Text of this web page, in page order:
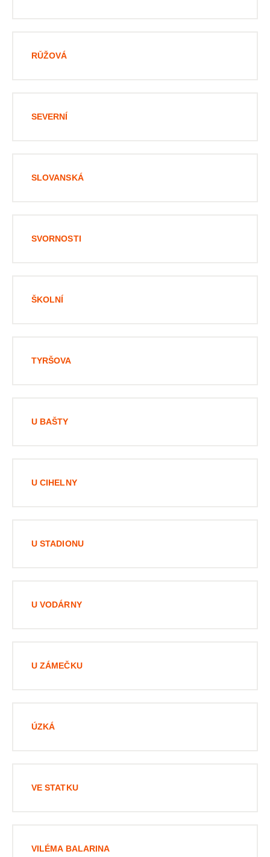
RŮŽOVÁ
SEVERNÍ
SLOVANSKÁ
SVORNOSTI
ŠKOLNÍ
TYRŠOVA
U BAŠTY
U CIHELNY
U STADIONU
U VODÁRNY
U ZÁMEČKU
ÚZKÁ
VE STATKU
VILÉMA BALARINA